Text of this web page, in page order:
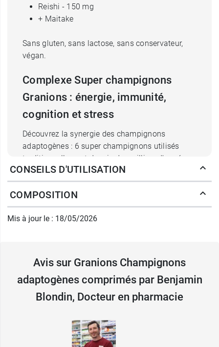
Reishi - 150 mg
+ Maitake
Sans gluten, sans lactose, sans conservateur,
végan.
Complexe Super champignons
Granions : énergie, immunité,
cognition et stress
Découvrez la synergie des champignons
adaptogènes : 6 super champignons utilisés
traditionnellement depuis des milliers d'années
en médecine chinoise et ayurvédique pour leurs
bienfaits sur l'énergie, l'immunité, les fonctions
cognitives, le métabolisme et le stress.
Le laboratoire des Granions a développé une
cerveau
", il est utilisé traditionnellement en
médecine depuis des milliers d'années pour
sa teneur en bêta-glucanes et
polysaccharides.
Cordyceps : Champignon rare aussi appelé
médecine traditionnelle ayurvédique.
Shiitake : Cultivé traditionnellement au
CONSEILS D'UTILISATION
COMPOSITION
Mis à jour le : 18/05/2026
Avis sur Granions Champignons
adaptogènes comprimés par Benjamin
Blondin, Docteur en pharmacie